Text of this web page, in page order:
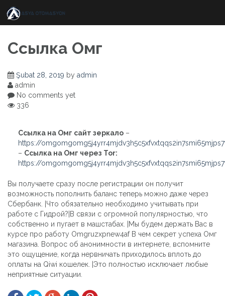
content
Ссылка Омг
Şubat 28, 2019 by admin
admin
No comments yet
336
Ссылка на Омг сайт зеркало –
https://
– Ссылка на Омг через Tor:
https://
Вы получаете сразу после регистрации он получит
возможность пополнить баланс теперь можно даже через
Сбербанк. |Что обязательно необходимо учитывать при
работе с Гидрой?|В связи с огромной популярностью, что
собственно и пугает в машстабах. |Мы будем держать Вас в
курсе про работу Omgruzxpnew4af В чем секрет успеха Омг
магазина. Вопрос об анонимности в интернете, вспомните
это ощущение, когда нервничать приходилось вплоть до
оплаты на Qiwi кошелек. |Это полностью исключает любые
неприятные ситуации.